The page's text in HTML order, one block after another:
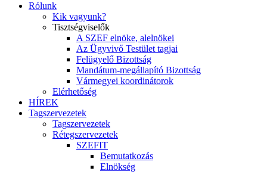
Rólunk
Kik vagyunk?
Tisztségviselők
A SZEF elnöke, alelnökei
Az Ügyvivő Testület tagjai
Felügyelő Bizottság
Mandátum-megállapító Bizottság
Vármegyei koordinátorok
Elérhetőség
HÍREK
Tagszervezetek
Tagszervezetek
Rétegszervezetek
SZEFIT
Bemutatkozás
Elnökség